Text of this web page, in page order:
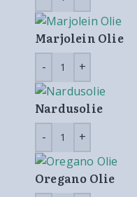
Marjolein Olie
Nardusolie
Oregano Olie